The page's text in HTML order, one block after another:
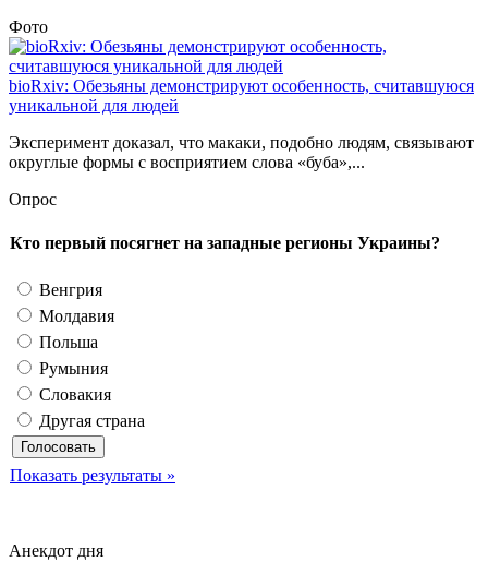
Фото
bioRxiv: Обезьяны демонстрируют особенность, считавшуюся
уникальной для людей
Эксперимент доказал, что макаки, подобно людям, связывают
округлые формы с восприятием слова «буба»,...
Опрос
Кто первый посягнет на западные регионы Украины?
Венгрия
Молдавия
Польша
Румыния
Словакия
Другая страна
Показать результаты »
Анекдот дня